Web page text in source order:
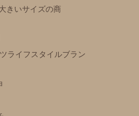
きいサイズの商
ライフスタイルブラン